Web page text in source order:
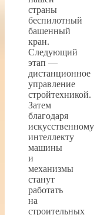
страны
беспилотный
башенный
кран.
Следующий
этап —
дистанционное
управление
стройтехникой.
Затем
благодаря
искусственному
интеллекту
машины
и
механизмы
станут
работать
на
строительных